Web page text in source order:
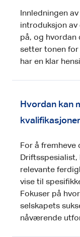
Innledningen
introduksjon av
på, og hvordan
setter tonen for
har en klar
Hvordan kan
For å fremheve
relevante
vise til
Fokuser på
selskapets
nåværende